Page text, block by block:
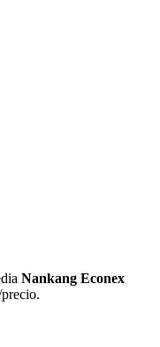
Nankang Econex